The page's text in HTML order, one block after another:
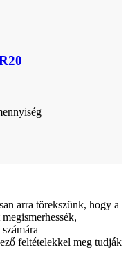
arra törekszünk, hogy a
feltételekkel meg tudják